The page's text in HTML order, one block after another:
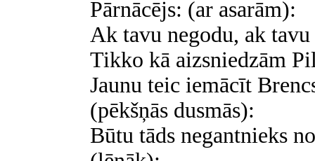
Pārnācējs: (ar asarām):
Ak tavu negodu, ak tavu
Tikko kā aizsniedzām
Jaunu teic iemācīt
(pēkšņās dusmās):
Būtu tāds negantnieks